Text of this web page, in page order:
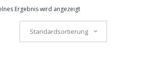
Ergebnis wird angezeigt
Standardsortierung